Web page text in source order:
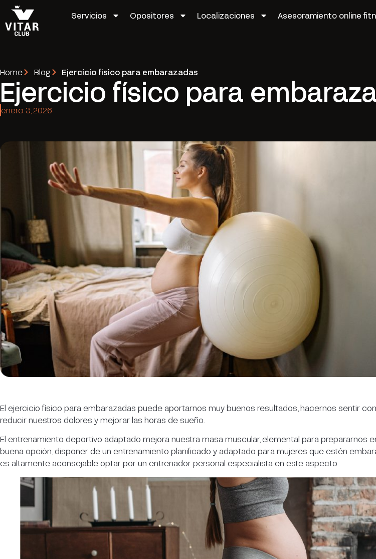
Servicios Opositores Localizaciones Asesoramiento online
Home Blog Ejercicio físico para embarazadas
Ejercicio físico para
enero 3, 2026
El ejercicio físico para embarazadas puede aportarnos muy buenos resultados, hacernos sentir con
reducir nuestros dolores y mejorar las horas de sueño.
El entrenamiento deportivo adaptado mejora nuestra masa muscular, elemental para prepararnos
buena opción, disponer de un entrenamiento planificado y adaptado para mujeres que estén
es altamente aconsejable optar por un entrenador personal especialista en este aspecto.